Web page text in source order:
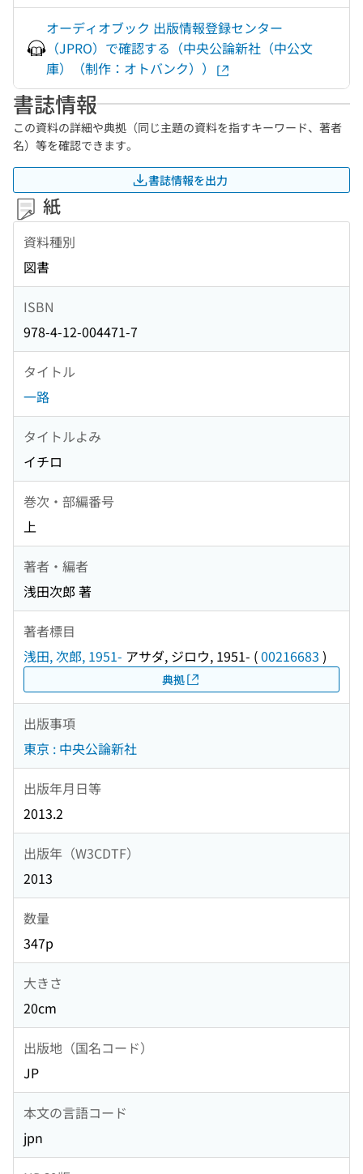
オーディオブック 出版情報登録センター
（JPRO）で確認する（中央公論新社（中公文
庫）（制作：オトバンク））
書誌情報
この資料の詳細や典拠（同じ主題の資料を指すキーワード、著者
名）等を確認できます。
書誌情報を出力
紙
資料種別
図書
ISBN
978-4-12-004471-7
タイトル
一路
タイトルよみ
イチロ
巻次・部編番号
上
著者・編者
浅田次郎 著
著者標目
浅田, 次郎, 1951- アサダ, ジロウ, 1951- (00216683 )
典拠
出版事項
東京 : 中央公論新社
出版年月日等
2013.2
出版年（W3CDTF）
2013
数量
347p
大きさ
20cm
出版地（国名コード）
JP
本文の言語コード
jpn